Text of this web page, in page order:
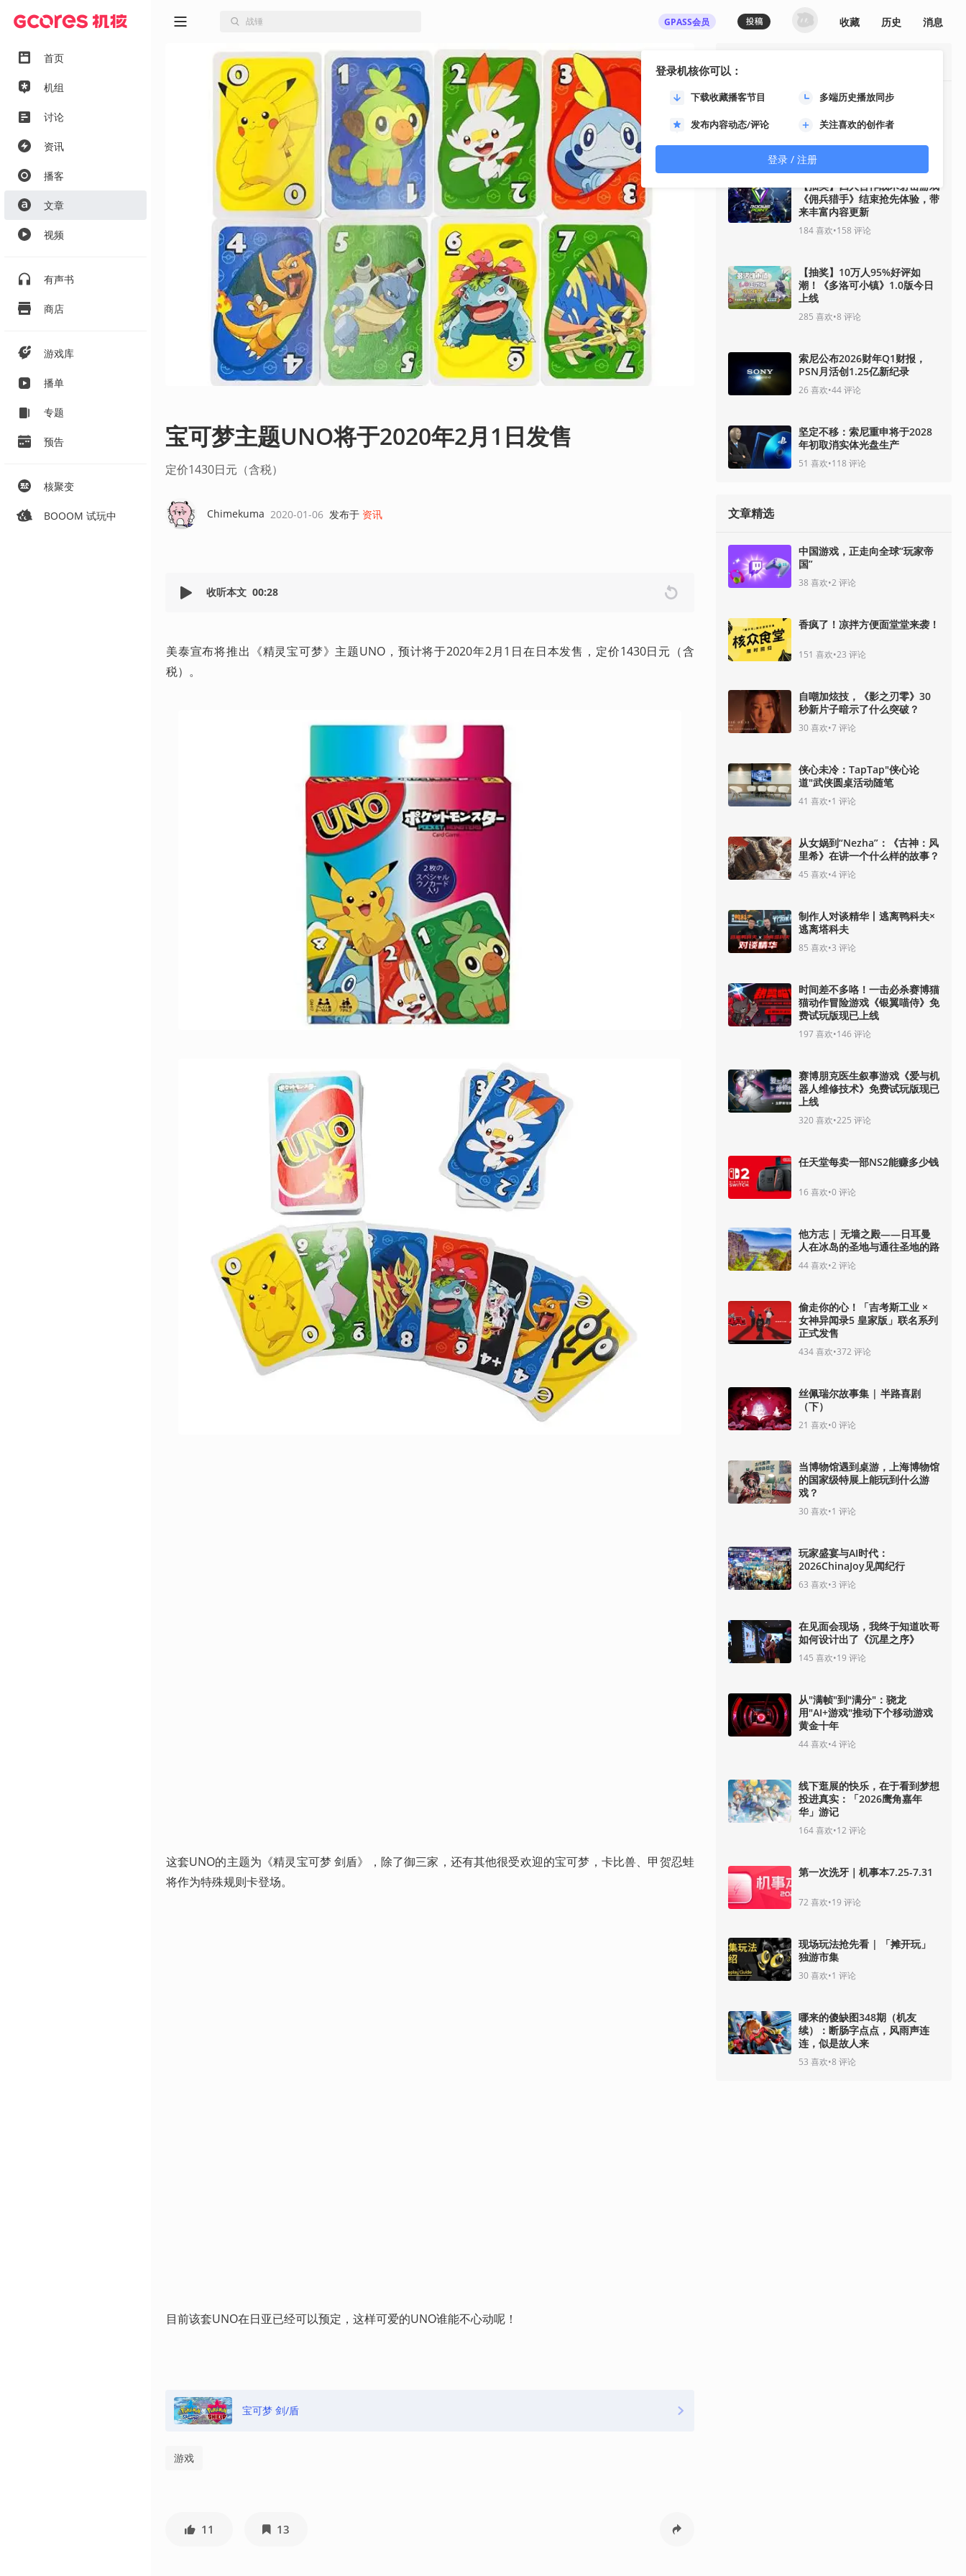
首页
机组
讨论
资讯
播客
文章
视频
有声书
商店
游戏库
播单
专题
预告
核聚变
BOOOM 试玩中
GPASS会员
登录机核你可以：
下载收藏播客节目 多端历史播放同步
发布内容动态/评论 关注喜欢的创作者
登录 / 注册
收藏 历史 消息
宝可梦主题UNO将于2020年2月1日发售
定价1430日元（含税）
Chimekuma 2020-01-06 发布于 资讯
收听本文 00:28
美泰宣布将推出《精灵宝可梦》主题UNO，预计将于2020年2月1日在日本发售，定价1430日元（含
税）。
这套UNO的主题为《精灵宝可梦 剑盾》，除了御三家，还有其他很受欢迎的宝可梦，卡比兽、甲贺忍蛙
将作为特殊规则卡登场。
目前该套UNO在日亚已经可以预定，这样可爱的UNO谁能不心动呢！
宝可梦 剑/盾
游戏
11 13
最热资讯
《影之刃零》8月12日开启预
晓！
91喜欢•33评论
【抽奖】四人合作战术射击游戏
《佣兵猎手》结束抢先体验，带
来丰富内容更新
184喜欢•158 评论
【抽奖】10万人95%好评如
潮！《多洛可小镇》1.0版今日
上线
285 喜欢•8 评论
索尼公布2026财年Q1财报，
PSN月活创1.25亿新纪录
26喜欢•44评论
坚定不移：索尼重申将于2028
年初取消实体光盘生产
51 喜欢•118 评论
文章精选
中国游戏，正走向全球“玩家帝
国”
38 喜欢•2 评论
香疯了！凉拌方便面堂堂来袭！
151 喜欢•23 评论
自嘲加炫技，《影之刃零》30
秒新片子暗示了什么突破？
30喜欢•7评论
侠心未冷：TapTap"侠心论
道"武侠圆桌活动随笔
41 喜欢•1 评论
从女娲到“Nezha”：《古神：风
里希》在讲一个什么样的故事？
45 喜欢•4评论
制作人对谈精华丨逃离鸭科夫×
逃离塔科夫
85 喜欢•3 评论
时间差不多咯！一击必杀赛博猫
猫动作冒险游戏《银翼喵侍》免
费试玩版现已上线
197喜欢•146评论
赛博朋克医生叙事游戏《爱与机
器人维修技术》免费试玩版现已
上线
320喜欢•225 评论
任天堂每卖一部NS2能赚多少钱
16喜欢•0评论
他方志 | 无墙之殿——日耳曼
人在冰岛的圣地与通往圣地的路
44喜欢•2 评论
偷走你的心！「吉考斯工业 ×
女神异闻录5 皇家版」联名系列
正式发售
434喜欢•372 评论
丝佩瑞尔故事集 | 半路喜剧
（下）
21 喜欢•0评论
当博物馆遇到桌游，上海博物馆
的国家级特展上能玩到什么游
戏？
30喜欢•1 评论
玩家盛宴与AI时代：
2026ChinaJoy见闻纪行
63 喜欢•3 评论
在见面会现场，我终于知道吹哥
如何设计出了《沉星之序》
145 喜欢•19 评论
从"满帧"到"满分"：骁龙
用"AI+游戏"推动下个移动游戏
黄金十年
44喜欢•4评论
线下逛展的快乐，在于看到梦想
投进真实：「2026鹰角嘉年
华」游记
164喜欢•12 评论
第一次洗牙｜机事本7.25-7.31
72 喜欢•19 评论
现场玩法抢先看 | 「摊开玩」
独游市集
30喜欢•1 评论
哪来的傻缺图348期（机友
续）：断肠字点点，风雨声连
连，似是故人来
53 喜欢•8 评论